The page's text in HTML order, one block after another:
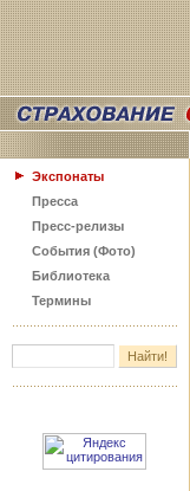
Экспонаты
Пресса
Пресс-релизы
События (Фото)
Библиотека
Термины